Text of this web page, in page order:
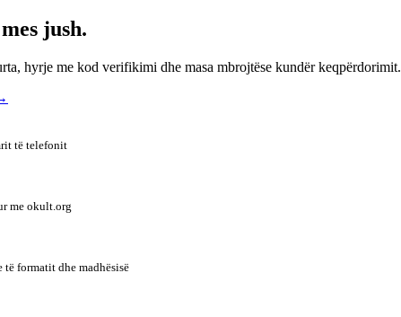
jush.
hyrje me kod verifikimi dhe masa mbrojtëse kundër keqpërdorimit.
të telefonit
me okult.org
të formatit dhe madhësisë